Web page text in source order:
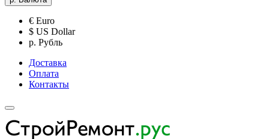
€ Euro
$ US Dollar
р. Рубль
Доставка
Оплата
Контакты